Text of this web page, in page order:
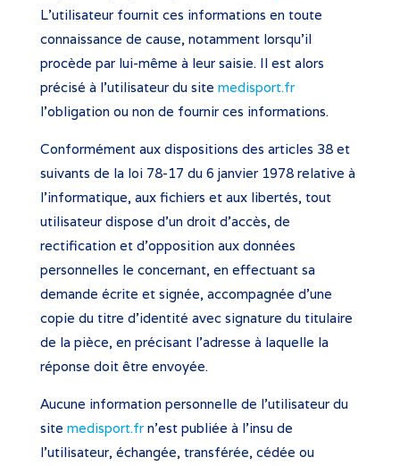
L’utilisateur fournit ces informations en toute
connaissance de cause, notamment lorsqu’il
procède par lui-même à leur saisie. Il est alors
précisé à l’utilisateur du site medisport.fr
l’obligation ou non de fournir ces informations.
Conformément aux dispositions des articles 38 et
suivants de la loi 78-17 du 6 janvier 1978 relative à
l’informatique, aux fichiers et aux libertés, tout
utilisateur dispose d’un droit d’accès, de
rectification et d’opposition aux données
personnelles le concernant, en effectuant sa
demande écrite et signée, accompagnée d’une
copie du titre d’identité avec signature du titulaire
de la pièce, en précisant l’adresse à laquelle la
réponse doit être envoyée.
Aucune information personnelle de l’utilisateur du
site medisport.frn’est publiée à l’insu de
l’utilisateur, échangée, transférée, cédée ou